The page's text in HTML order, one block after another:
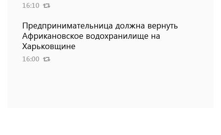
16:10
Предпринимательница должна вернуть
Африкановское водохранилище на
Харьковщине
16:00